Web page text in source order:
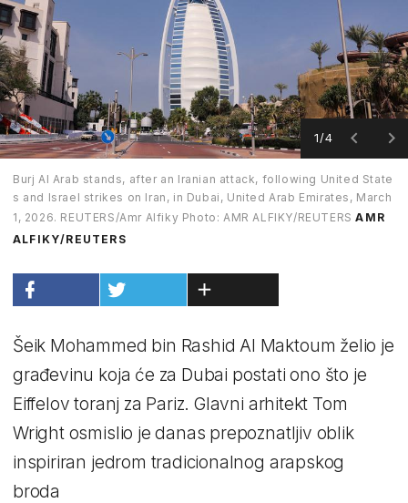
1/4
Burj Al Arab stands, after an Iranian attack, following United State
s and Israel strikes on Iran, in Dubai, United Arab Emirates, March
1, 2026. REUTERS/Amr Alfiky Photo: AMR ALFIKY/REUTERS AMR
ALFIKY/REUTERS
Šeik Mohammed bin Rashid Al Maktoum želio je
građevinu koja će za Dubai postati ono što je
Eiffelov toranj za Pariz. Glavni arhitekt Tom
Wright osmislio je danas prepoznatljiv oblik
inspiriran jedrom tradicionalnog arapskog
broda